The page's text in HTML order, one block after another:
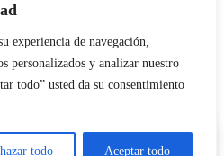
experiencia de navegación,
personalizados y analizar nuestro
todo” usted da su consentimiento
todo Aceptar todo